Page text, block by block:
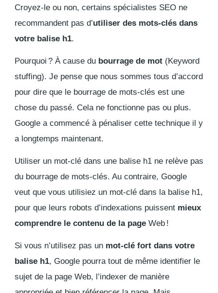
Croyez-le ou non, certains spécialistes SEO ne
recommandent pas d’utiliser des mots-clés dans
votre balise h1.
Pourquoi ? À cause du bourrage de mot (Keyword
stuffing). Je pense que nous sommes tous d’accord
pour dire que le bourrage de mots-clés est une
chose du passé. Cela ne fonctionne pas ou plus.
Google a commencé à pénaliser cette technique il y
a longtemps maintenant.
Utiliser un mot-clé dans une balise h1 ne relève pas
du bourrage de mots-clés. Au contraire, Google
veut que vous utilisiez un mot-clé dans la balise h1,
pour que leurs robots d’indexations puissent mieux
comprendre le contenu de la page Web !
Si vous n’utilisez pas un mot-clé fort dans votre
balise h1, Google pourra tout de même identifier le
sujet de la page Web, l’indexer de manière